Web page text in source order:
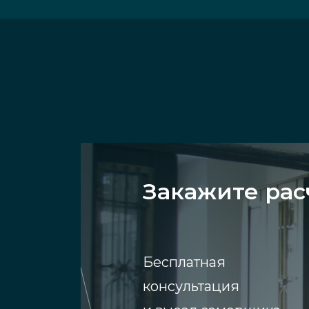
Закажите
Бесплатная
консультация